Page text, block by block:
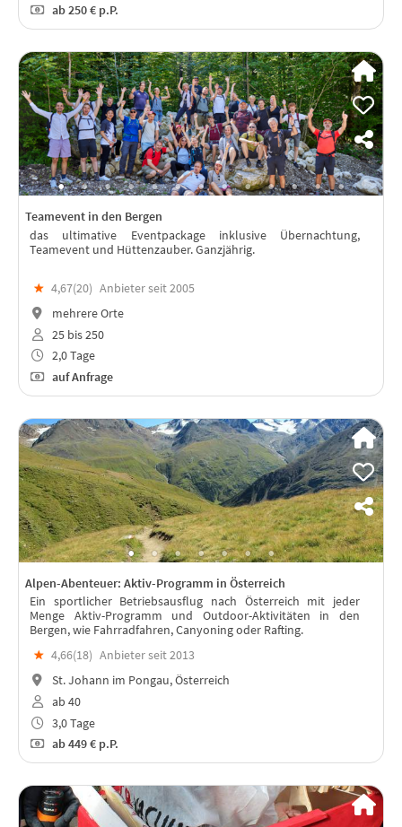
ab250 € p.P.
Teamevent in den Bergen
das ultimative Eventpackage inklusive Übernachtung,
Teamevent und Hüttenzauber. Ganzjährig.
★ 4,67(20) Anbieter seit 2005
mehrere Orte
25 bis 250
2,0 Tage
auf Anfrage
Alpen-Abenteuer: Aktiv-Programm in Österreich
Ein sportlicher Betriebsausflug nach Österreich mit jeder
Menge Aktiv-Programm und Outdoor-Aktivitäten in den
Bergen, wie Fahrradfahren, Canyoning oder Rafting.
★ 4,66(18) Anbieter seit 2013
St. Johann im Pongau, Österreich
ab 40
3,0 Tage
ab449 € p.P.